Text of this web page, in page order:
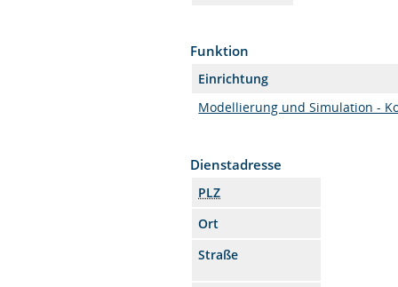
Funktion
Einrichtung
Modellierung und Simulation -
Dienstadresse
PLZ
Ort
Straße